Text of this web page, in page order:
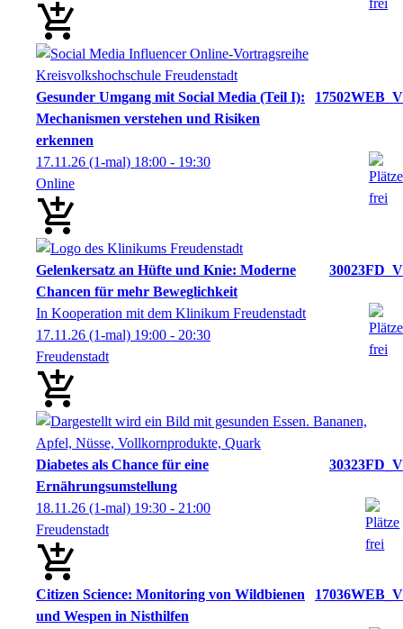
Gesunder Umgang mit Social Media (Teil I):
Mechanismen verstehen und Risiken
erkennen
17502WEB_V
17.11.26 (1-mal) 18:00 - 19:30
Online
Gelenkersatz an Hüfte und Knie: Moderne
Chancen für mehr Beweglichkeit
30023FD_V
In Kooperation mit dem Klinikum Freudenstadt
17.11.26 (1-mal) 19:00 - 20:30
Freudenstadt
Diabetes als Chance für eine
Ernährungsumstellung
30323FD_V
18.11.26 (1-mal) 19:30 - 21:00
Freudenstadt
Citizen Science: Monitoring von Wildbienen
und Wespen in Nisthilfen
17036WEB_V